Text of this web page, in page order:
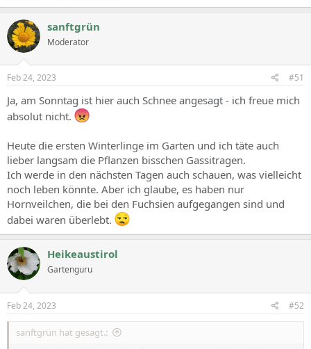
sanftgrün
Moderator
Feb 24, 2023 #51
Ja, am Sonntag ist hier auch Schnee angesagt - ich freue mich
absolut nicht.
Heute die ersten Winterlinge im Garten und ich täte auch
lieber langsam die Pflanzen bisschen Gassitragen.
Ich werde in den nächsten Tagen auch schauen, was vielleicht
noch leben könnte. Aber ich glaube, es haben nur
Hornveilchen, die bei den Fuchsien aufgegangen sind und
dabei waren überlebt.
Heikeaustirol
Gartenguru
Feb 24, 2023 #52
sanftgrün hat gesagt.: